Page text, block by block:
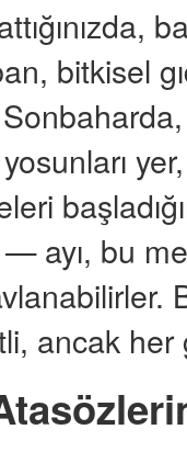
bitkisel
— ayı, bu
ancak her